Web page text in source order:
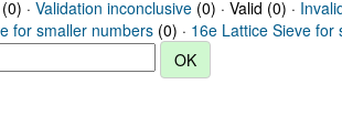
(0) · Validation inconclusive(0) · Valid (0) ·
for smaller numbers (0) · 16e Lattice Sieve for